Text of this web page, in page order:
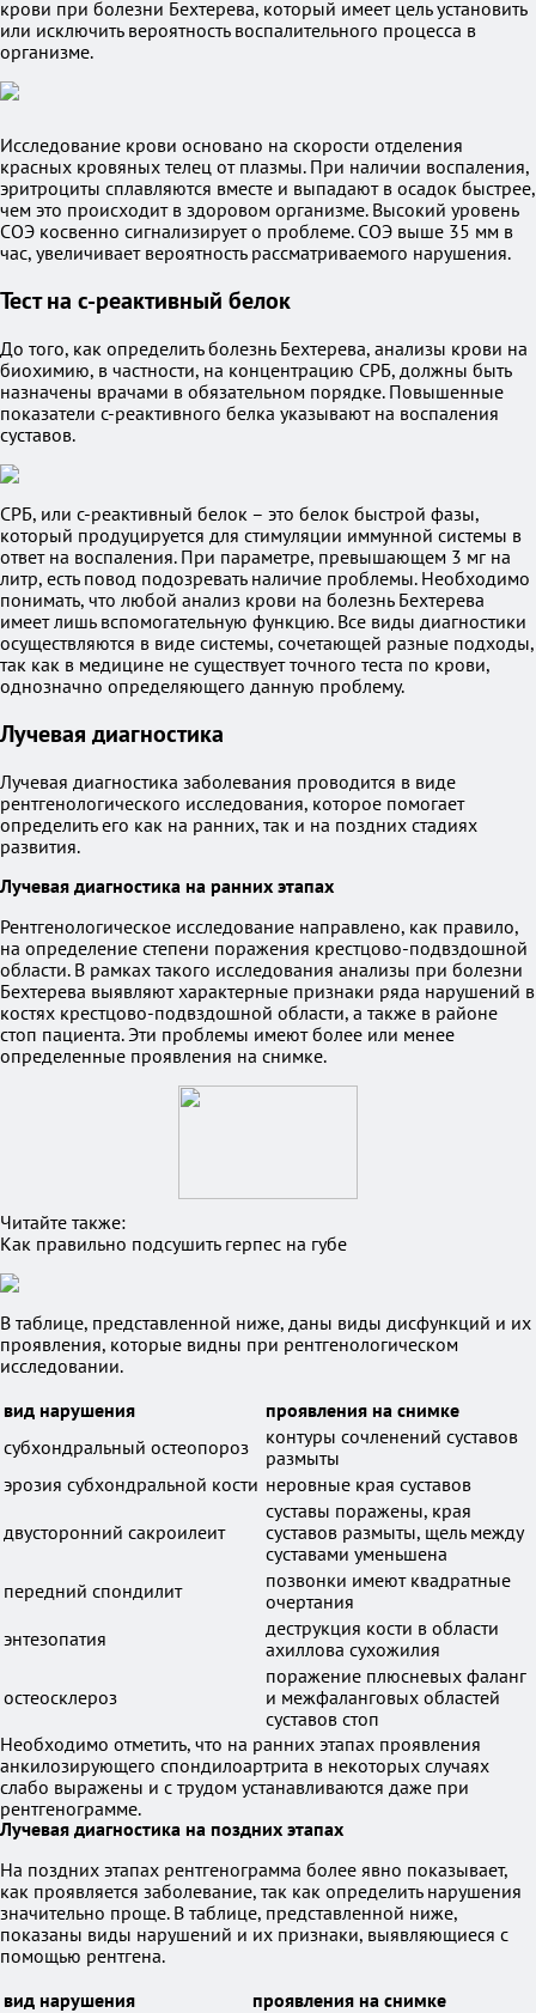
крови при болезни Бехтерева, который имеет цель установить
или исключить вероятность воспалительного процесса в
организме.
Исследование крови основано на скорости отделения
красных кровяных телец от плазмы. При наличии воспаления,
эритроциты сплавляются вместе и выпадают в осадок быстрее,
чем это происходит в здоровом организме. Высокий уровень
СОЭ косвенно сигнализирует о проблеме. СОЭ выше 35 мм в
час, увеличивает вероятность рассматриваемого нарушения.
Тест на с-реактивный белок
До того, как определить болезнь Бехтерева, анализы крови на
биохимию, в частности, на концентрацию СРБ, должны быть
назначены врачами в обязательном порядке. Повышенные
показатели с-реактивного белка указывают на воспаления
суставов.
СРБ, или с-реактивный белок – это белок быстрой фазы,
который продуцируется для стимуляции иммунной системы в
ответ на воспаления. При параметре, превышающем 3 мг на
литр, есть повод подозревать наличие проблемы. Необходимо
понимать, что любой анализ крови на болезнь Бехтерева
имеет лишь вспомогательную функцию. Все виды диагностики
осуществляются в виде системы, сочетающей разные подходы,
так как в медицине не существует точного теста по крови,
однозначно определяющего данную проблему.
Лучевая диагностика
Лучевая диагностика заболевания проводится в виде
рентгенологического исследования, которое помогает
определить его как на ранних, так и на поздних стадиях
развития.
Лучевая диагностика на ранних этапах
Рентгенологическое исследование направлено, как правило,
на определение степени поражения крестцово-подвздошной
области. В рамках такого исследования анализы при болезни
Бехтерева выявляют характерные признаки ряда нарушений в
костях крестцово-подвздошной области, а также в районе
стоп пациента. Эти проблемы имеют более или менее
определенные проявления на снимке.
Читайте также:
Как правильно подсушить герпес на губе
В таблице, представленной ниже, даны виды дисфункций и их
проявления, которые видны при рентгенологическом
исследовании.
вид нарушения
проявления на снимке
субхондральный остеопороз
контуры сочленений суставов
размыты
эрозия субхондральной кости неровные края суставов
двусторонний сакроилеит
суставы поражены, края
суставов размыты, щель между
суставами уменьшена
передний спондилит
позвонки имеют квадратные
очертания
энтезопатия
деструкция кости в области
ахиллова сухожилия
остеосклероз
поражение плюсневых фаланг
и межфаланговых областей
суставов стоп
Необходимо отметить, что на ранних этапах проявления
анкилозирующего спондилоартрита в некоторых случаях
слабо выражены и с трудом устанавливаются даже при
рентгенограмме.
Лучевая диагностика на поздних этапах
На поздних этапах рентгенограмма более явно показывает,
как проявляется заболевание, так как определить нарушения
значительно проще. В таблице, представленной ниже,
показаны виды нарушений и их признаки, выявляющиеся с
помощью рентгена.
вид нарушения
проявления на снимке